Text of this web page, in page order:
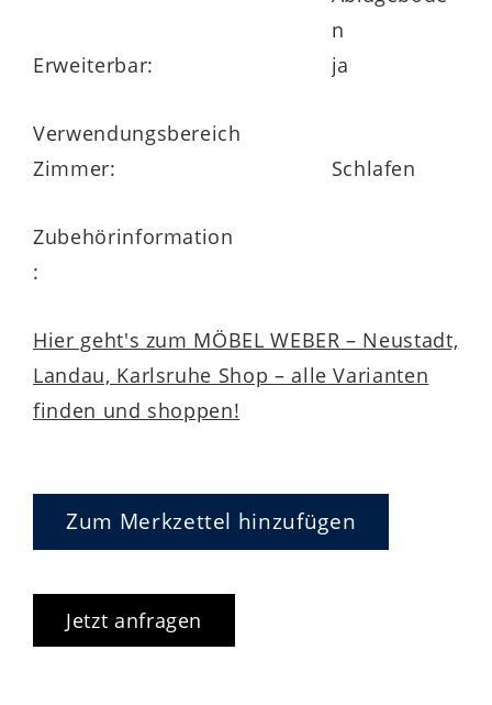
n
Erweiterbar:
ja
Verwendungsbereich
Zimmer:
Schlafen
Zubehörinformation
:
Hier geht's zum MÖBEL WEBER – Neustadt,
Landau, Karlsruhe Shop – alle Varianten
finden und shoppen!
Zum Merkzettel hinzufügen
Jetzt anfragen